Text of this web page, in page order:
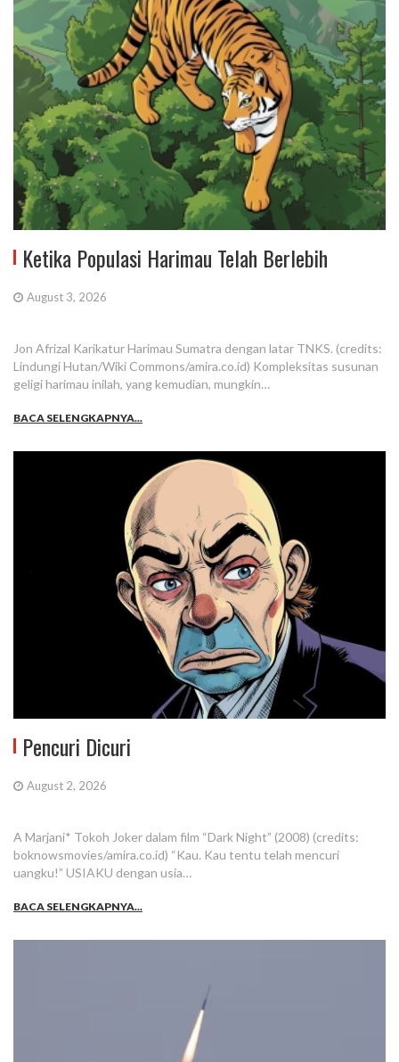
Ketika Populasi Harimau Telah Berlebih
August 3, 2026
Jon Afrizal Karikatur Harimau Sumatra dengan latar TNKS. (credits:
Lindungi Hutan/Wiki Commons/amira.co.id) Kompleksitas susunan
geligi harimau inilah, yang kemudian, mungkin…
BACA SELENGKAPNYA...
Pencuri Dicuri
August 2, 2026
A Marjani* Tokoh Joker dalam film “Dark Night” (2008) (credits:
boknowsmovies/amira.co.id) “Kau. Kau tentu telah mencuri
uangku!” USIAKU dengan usia…
BACA SELENGKAPNYA...